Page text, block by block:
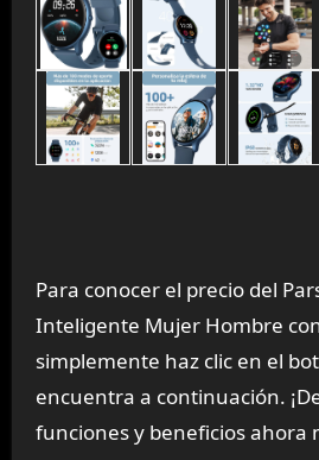
Para conocer el precio del
Inteligente Mujer Hombre
simplemente haz clic en el
encuentra a continuación.
funciones y beneficios ahora